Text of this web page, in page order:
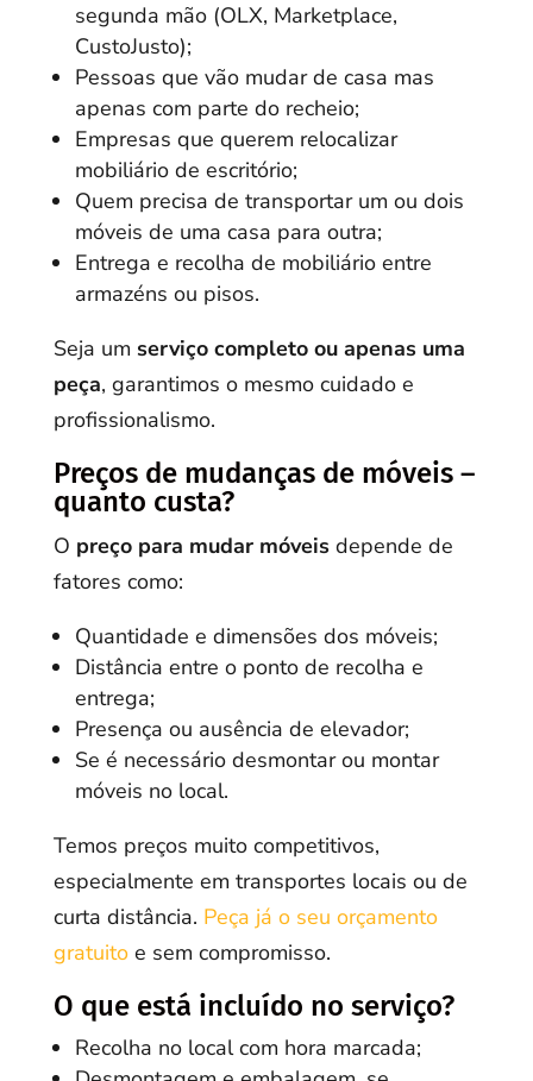
segunda mão (OLX, Marketplace,
CustoJusto);
Pessoas que vão mudar de casa mas
apenas com parte do recheio;
Empresas que querem relocalizar
mobiliário de escritório;
Quem precisa de transportar um ou dois
móveis de uma casa para outra;
Entrega e recolha de mobiliário entre
armazéns ou pisos.
Seja um serviço completo ou apenas uma
peça, garantimos o mesmo cuidado e
profissionalismo.
Preços de mudanças de móveis –
quanto custa?
O preço para mudar móveisdepende de
fatores como:
Quantidade e dimensões dos móveis;
Distância entre o ponto de recolha e
entrega;
Presença ou ausência de elevador;
Se é necessário desmontar ou montar
móveis no local.
Temos preços muito competitivos,
especialmente em transportes locais ou de
curta distância. Peça já o seu orçamento
gratuitoe sem compromisso.
O que está incluído no serviço?
Recolha no local com hora marcada;